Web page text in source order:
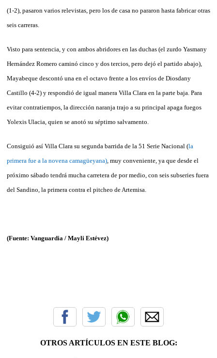
(1-2), pasaron varios relevistas, pero los de casa no pararon hasta fabricar otras
seis carreras.
Visto para sentencia, y con ambos abridores en las duchas (el zurdo Yasmany
Hernández Romero caminó cinco y dos tercios, pero dejó el partido abajo),
Mayabeque descontó una en el octavo frente a los envíos de Diosdany
Castillo (4-2) y respondió de igual manera Villa Clara en la parte baja. Para
evitar contratiempos, la dirección naranja trajo a su principal apaga fuegos
Yolexis Ulacia, quien se anotó su séptimo salvamento.
Consiguió así Villa Clara su segunda barrida de la 51 Serie Nacional (la
primera fue a la novena camagüeyana) , muy conveniente, ya que desde el
próximo sábado tendrá mucha carretera de por medio, con seis subseries fuera
del Sandino, la primera contra el pitcheo de Artemisa.
(Fuente: Vanguardia / Mayli Estévez)
OTROS ARTÍCULOS EN ESTE BLOG: